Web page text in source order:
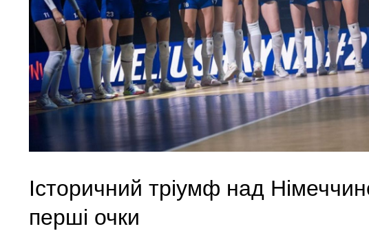
Історичний тріумф над
перші очки